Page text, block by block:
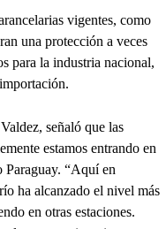
vigentes, como
una protección a veces
para la industria nacional,
señaló que las
estamos entrando en
“Aquí en
ha alcanzado el nivel más
en otras estaciones.